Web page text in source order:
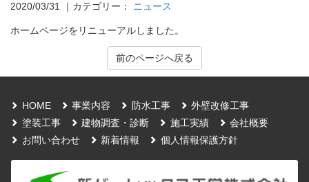
2020/03/31 ｜カテゴリー： ニュース
ホームページをリニューアルしました。
前のページへ戻る
HOME 事業内容 防水工事
外壁改修工事
塗装工事
建物調査・診断 施工実績
会社概要
お問い合わせ
新着情報 個人情報保護方針